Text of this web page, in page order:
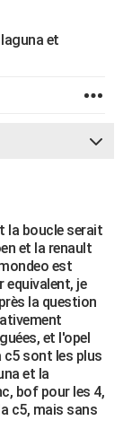
et
la boucle serait
et la renault
est
equivalent, je
la question
et l'opel
c5 sont les plus
et la
bof pour les 4,
c5, mais sans